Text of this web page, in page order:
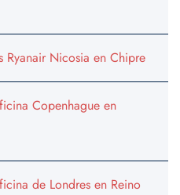
Nicosia en Chipre
Copenhague en
de Londres en Reino